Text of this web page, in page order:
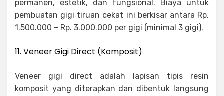
permanen, estetik, dan fungsional. Biaya untuk
pembuatan gigi tiruan cekat ini berkisar antara Rp.
1.500.000 – Rp. 3.000.000 per gigi (minimal 3 gigi).
11. Veneer Gigi Direct (Komposit)
Veneer gigi direct adalah lapisan tipis resin
komposit yang diterapkan dan dibentuk langsung